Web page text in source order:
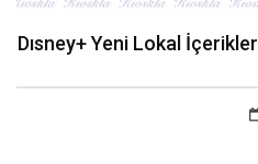
Dısney+ Yeni Lokal